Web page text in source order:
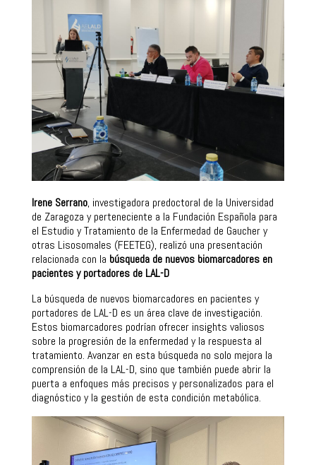
Irene Serrano, investigadora predoctoral de la Universidad
de Zaragoza y perteneciente a la Fundación Española para
el Estudio y Tratamiento de la Enfermedad de Gaucher y
otras Lisosomales (FEETEG), realizó una presentación
relacionada con la búsqueda de nuevos biomarcadores en
pacientes y portadores de LAL-D
La búsqueda de nuevos biomarcadores en pacientes y
portadores de LAL-D es un área clave de investigación.
Estos biomarcadores podrían ofrecer insights valiosos
sobre la progresión de la enfermedad y la respuesta al
tratamiento. Avanzar en esta búsqueda no solo mejora la
comprensión de la LAL-D, sino que también puede abrir la
puerta a enfoques más precisos y personalizados para el
diagnóstico y la gestión de esta condición metabólica.